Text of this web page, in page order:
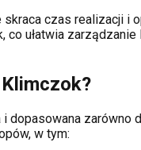
czas realizacji i
, co ułatwia
Klimczok?
dopasowana zarówno
w tym: